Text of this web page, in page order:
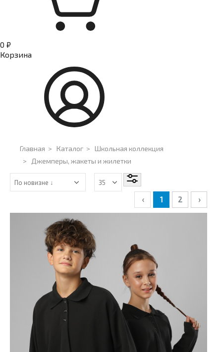
0 ₽
Корзина
Главная > Каталог > Школьная коллекция
>
Джемперы, жакеты и жилетки
‹ 1 2 ›